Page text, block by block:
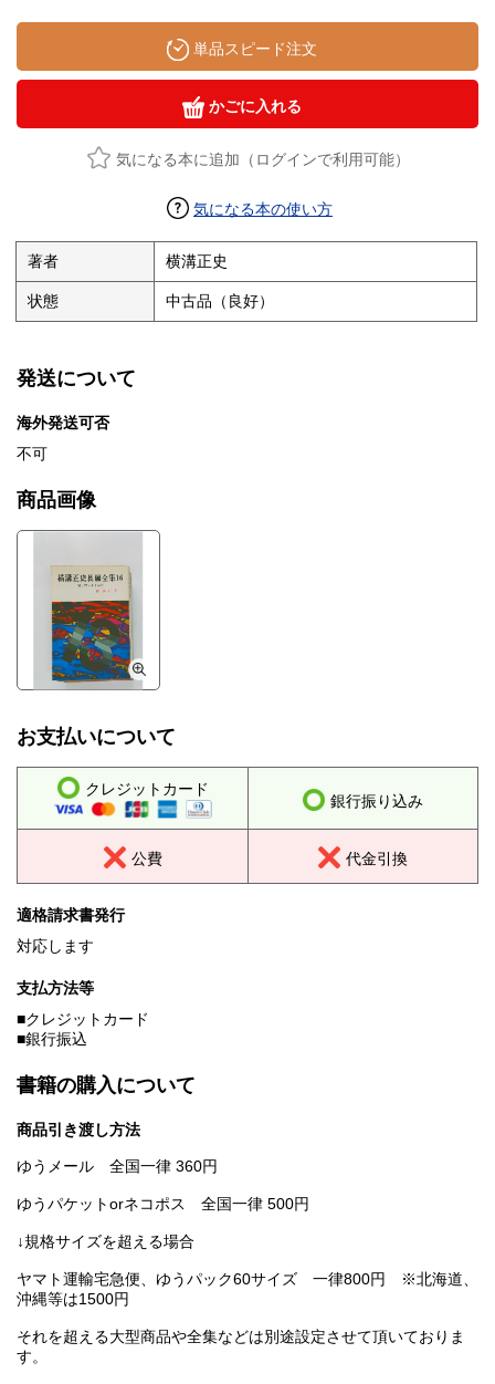
単品スピード注文
かごに入れる
気になる本に追加（ログインで利用可能）
気になる本の使い方
著者 横溝正史
状態 中古品（良好）
発送について
海外発送可否
不可
商品画像
お支払いについて
クレジットカード
銀行振り込み
公費 代金引換
適格請求書発行
対応します
支払方法等
■クレジットカード
■銀行振込
書籍の購入について
商品引き渡し方法
ゆうメール 全国一律 360円
ゆうパケットorネコポス 全国一律 500円
↓規格サイズを超える場合
ヤマト運輸宅急便、ゆうパック60サイズ 一律800円 ※北海道、
沖縄等は1500円
それを超える大型商品や全集などは別途設定させて頂いておりま
す。